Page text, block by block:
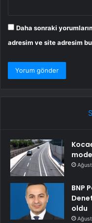
Daha sonraki
adresim ve site adresim
BNP
oldu